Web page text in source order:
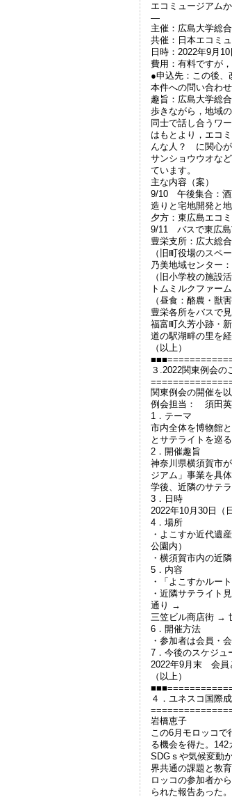
エコミュージアム
―
主催：広島大学総
共催：日本エコミ
日時：2022年9月
費用：有料ですが
●申込先：この後、
本件への問い合わ
趣旨：広島大学総
歩きながら，地域
同士で話し合うワ
はもとより，エコ
んな人？ に関心が
サンショウウオな
ています。
主な内容（案）
9/10 午後集合：酒
造りと宅地開発と地
夕方：東広島エコ
9/11 バスで東広島
豊栄支所：広大総
（旧町役場のスペ
乃美地域センター
（旧小学校の施設
トムミルクファー
（昼食：酪農・獣
豊栄各所をバスで
福富町久芳小跡・
道の駅湖畔の里を
（以上）
３.2022関東例会の
関東例会の開催を
例会担当： 須田
1．テーマ
市内全体を博物館
とサテライトを巡る
2．開催趣旨
神奈川県横須賀市
ジアム」事業を具
学後、近隣のサテ
3．日時
2022年10月30日
4．場所
・よこすか近代遺
公園内）
・横須賀市内の近
5．内容
・「よこすかルー
・近隣サテライ
通り →
三笠ビル商店街 →
6．開催方法
・参加者は会員・
7．今後のスケジュ
2022年9月末 会員
（以上）
４．ユネスコ国際
岩橋恵子
この6月モロッコで
る機会を得た。142
SDGｓや気候変動
界共通の課題と教
ロッコの参加者か
られた報告あった